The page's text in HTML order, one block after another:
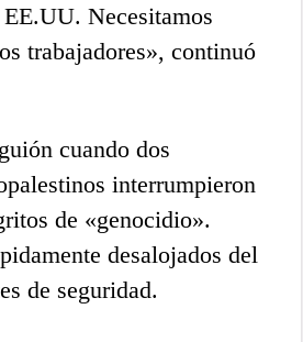
Necesitamos
trabajadores», continuó
cuando dos
interrumpieron
de «genocidio».
desalojados del
de seguridad.